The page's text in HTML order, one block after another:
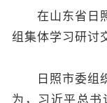
在山东省日照
组集体学习研讨
日照市委组织
为，习近平总书